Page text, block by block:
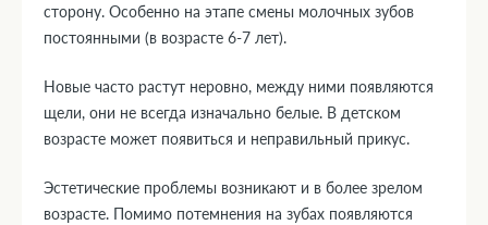
сторону. Особенно на этапе смены молочных зубов
постоянными (в возрасте 6-7 лет).
Новые часто растут неровно, между ними появляются
щели, они не всегда изначально белые. В детском
возрасте может появиться и неправильный прикус.
Эстетические проблемы возникают и в более зрелом
возрасте. Помимо потемнения на зубах появляются